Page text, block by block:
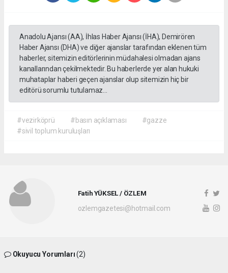
Anadolu Ajansı (AA), İhlas Haber Ajansı (İHA), Demirören
Haber Ajansı (DHA) ve diğer ajanslar tarafından eklenen tüm
haberler, sitemizin editörlerinin müdahalesi olmadan ajans
kanallarından çekilmektedir. Bu haberlerde yer alan hukuki
muhataplar haberi geçen ajanslar olup sitemizin hiç bir
editörü sorumlu tutulamaz...
#vezirköprü #basın açıklaması
#gazze
#sivil toplum kuruluşları
Fatih YÜKSEL / ÖZLEM
ozlemgazetesi@hotmail.com
Okuyucu Yorumları(2)